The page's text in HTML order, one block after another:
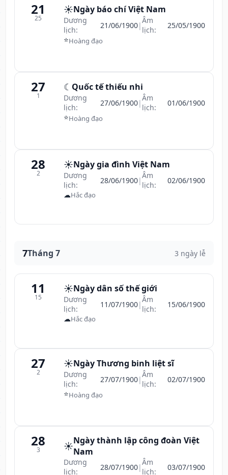
21
25
☀️Ngày báo chí Việt Nam
Dương
lịch:
21/06/1900|Âm
lịch:
25/05/1900
⭐Hoàng đạo
27
1
☾ Quốc tế thiếu nhi
Dương
lịch:
27/06/1900|Âm
lịch:
01/06/1900
⭐Hoàng đạo
28
2
☀️Ngày gia đình Việt Nam
Dương
lịch:
28/06/1900|Âm
lịch:
02/06/1900
☁Hắc đạo
7Tháng 7 3 ngày lễ
11
15
☀️Ngày dân số thế giới
Dương
lịch:
11/07/1900|Âm
lịch:
15/06/1900
☁Hắc đạo
27
2
☀️Ngày Thương binh liệt sĩ
Dương
lịch:
27/07/1900|Âm
lịch:
02/07/1900
⭐Hoàng đạo
28
3 ☀️Ngày thành lập công đoàn Việt
Nam
Dương
lịch:
28/07/1900|Âm
lịch:
03/07/1900